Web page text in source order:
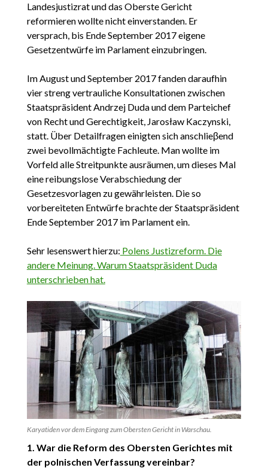
Landesjustizrat und das Oberste Gericht
reformieren wollte nicht einverstanden. Er
versprach, bis Ende September 2017 eigene
Gesetzentwürfe im Parlament einzubringen.
Im August und September 2017 fanden daraufhin
vier streng vertrauliche Konsultationen zwischen
Staatspräsident Andrzej Duda und dem Parteichef
von Recht und Gerechtigkeit, Jarosław Kaczynski,
statt. Über Detailfragen einigten sich anschlieβend
zwei bevollmächtigte Fachleute. Man wollte im
Vorfeld alle Streitpunkte ausräumen, um dieses Mal
eine reibungslose Verabschiedung der
Gesetzesvorlagen zu gewährleisten. Die so
vorbereiteten Entwürfe brachte der Staatspräsident
Ende September 2017 im Parlament ein.
Sehr lesenswert hierzu: Polens Justizreform. Die
andere Meinung. Warum Staatspräsident Duda
unterschrieben hat.
Karyatiden vor dem Eingang zum Obersten Gericht in Warschau.
1. War die Reform des Obersten Gerichtes mit
der polnischen Verfassung vereinbar?